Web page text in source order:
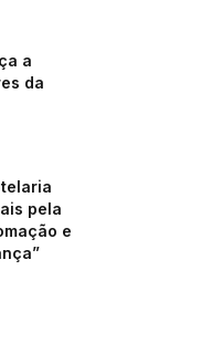
a
da
pela
e